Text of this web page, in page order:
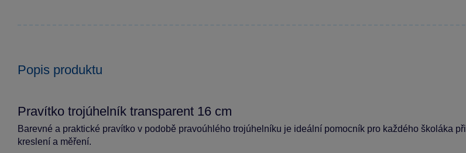
Popis produktu
Pravítko trojúhelník transparent 16 cm
Barevné a praktické pravítko v podobě pravoúhlého trojúhelníku je ideální pomocník pro každého školáka při
kreslení a měření.